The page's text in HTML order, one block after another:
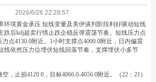
2026/6/26 22:28:57
环境黄金承压 短线变量及美伊谈判阶段利好驱动短线
跌后kdj超卖行情止跌企稳反弹震荡节奏。短线压力点
点4130.0附近。1小时支撑点4000.0附近，日内偏震
线依然压力位埋伏短线回落节奏，支撑埋伏小多节
，止损4120.0，目标4066.0-4056.0附近。（22：21）